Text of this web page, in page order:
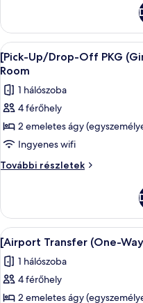
Way)]
Standard
Quadruple
Standard
Quadruple
további
részletei
A
következő
szoba
összes
képének
megtekintése:
[Pick-
Up/Drop-
(Gimpo
Airport)]
Family
Bunker
Room
5
[Pick-Up/Drop-Off PKG
Room
1 hálószoba
4 férőhely
2 emeletes ágy
Ingyenes wifi
További részletek
[Pick-
(Gimpo
Airport)]
Family
Bunker
Room
további
A
következő
szoba
összes
képének
5
[Airport Transfer (One-
1 hálószoba
4 férőhely
2 emeletes ágy